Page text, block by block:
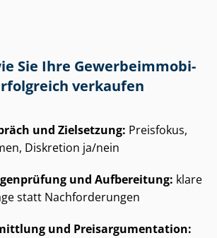
Sie Ihre Ge­wer­be­im­mo­bi­
verkaufen
und Zielsetzung: Preisfokus,
Diskretion ja/nein
und Aufbereitung: klare
statt Nachforderungen
und Preisar­gu­men­ta­ti­on: